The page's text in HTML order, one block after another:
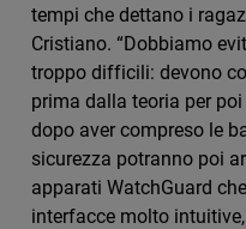
tempi che dettano i
Cristiano. “Dobbiamo
troppo difficili: devono
prima dalla teoria per
dopo aver compreso le
sicurezza potranno poi
apparati WatchGuard
interfacce molto